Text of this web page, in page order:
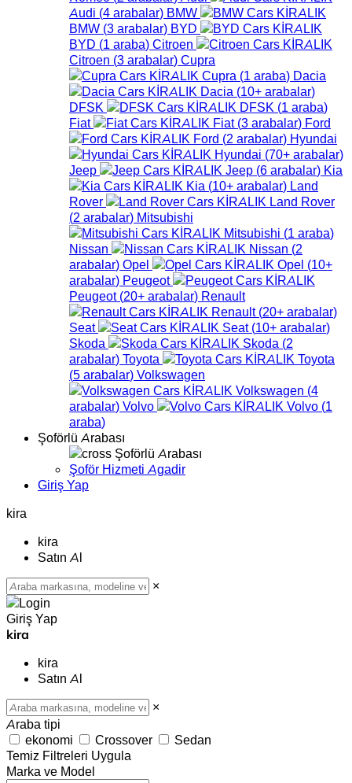
Audi (4 arabalar) BMW
BMW (3 arabalar) BYD
BYD (1 araba) Citroen
Citroen (3 arabalar) Cupra
Cupra (1 araba) Dacia
Dacia (10+ arabalar)
DFSK
DFSK (1 araba)
Fiat
Fiat (3 arabalar) Ford
Ford (2 arabalar) Hyundai
Hyundai (70+ arabalar)
Jeep
Jeep (6 arabalar) Kia
Kia (10+ arabalar) Land
Rover
Land Rover
(2 arabalar) Mitsubishi
Mitsubishi (1 araba)
Nissan
Nissan (2
arabalar) Opel Opel (10+
arabalar) Peugeot
Peugeot (20+ arabalar) Renault
Renault (20+ arabalar)
Seat
Seat (10+ arabalar)
Skoda
Skoda (2
arabalar) Toyota
Toyota
(5 arabalar) Volkswagen
Volkswagen (4
arabalar) Volvo Volvo (1
araba)
Şoförlü Arabası
Şoförlü Arabası
Şoför Hizmeti Agadir
Giriş Yap
kira
kira
Satın Al
×
Giriş Yap
kira
kira
Satın Al
×
Araba tipi
ekonomi
Crossover
Sedan
Temiz Filtreleri Uygula
Marka ve Model